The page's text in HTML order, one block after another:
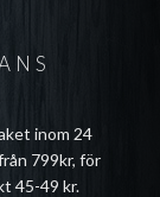
inom 24
799kr, för
45-49 kr.